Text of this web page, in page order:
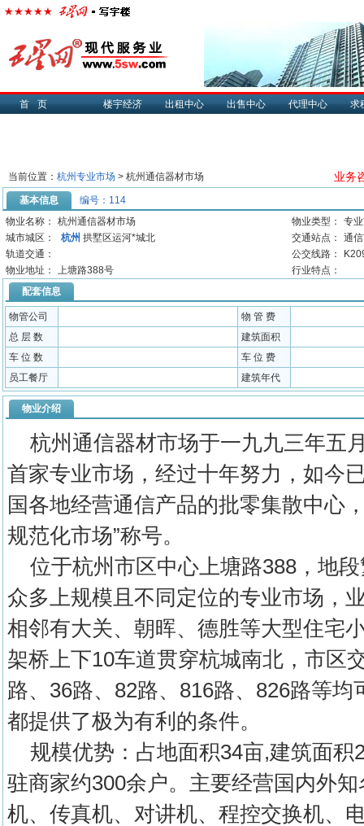
首页 楼宇经济 出租中心 出售中心 代理中心 求
当前位置： 杭州专业市场 > 杭州通信器材市场 业务
基本信息
编号：114
物业名称：
杭州通信器材市场 物业类型：
专
城市城区：
杭州 拱墅区运河*城北 交通站点：
通
轨道交通：
公交线路：
物业地址：
上塘路388号
行业特点：
配套信息
物管公司
物 管 费
总 层 数
建筑面积
车 位 数
车 位 费
员工餐厅
建筑年代
物业介绍
杭州通信器材市场于一九九三年五
首家专业市场，经过十年努力，如今
国各地经营通信产品的批零集散中心
规范化市场”称号。
位于杭州市区中心上塘路388，地
众多上规模且不同定位的专业市场，
相邻有大关、朝晖、德胜等大型住宅
架桥上下10车道贯穿杭城南北，市区
路、36路、82路、816路、826路等
都提供了极为有利的条件。
规模优势：占地面积34亩,建筑面积
驻商家约300余户。主要经营国内外
机、传真机、对讲机、程控交换机、